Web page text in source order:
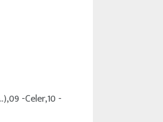
-Celer,10 -